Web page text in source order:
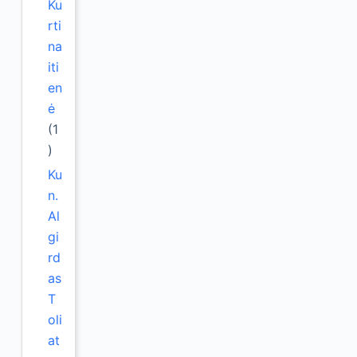
Ku
rti
na
iti
en
ė
(1
)
Ku
n.
Al
gi
rd
as
T
oli
at